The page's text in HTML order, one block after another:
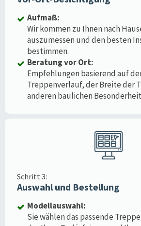
Aufmaß:
Wir kommen zu Ihnen nach
auszumessen und den besten
bestimmen.
Beratung vor Ort:
Empfehlungen basierend auf
Treppenverlauf, der Breite der
anderen baulichen
Schritt 3:
Auswahl und Bestellung
Modellauswahl:
Sie wählen das passende